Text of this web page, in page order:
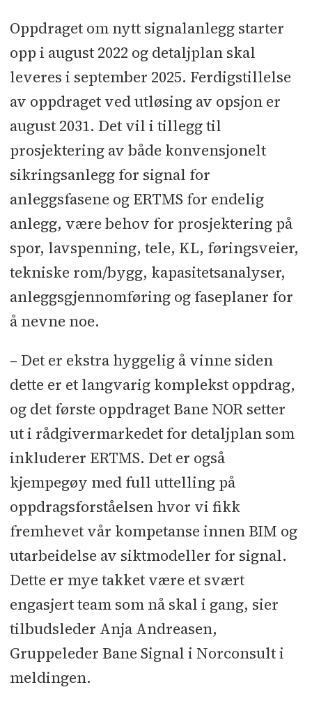
Oppdraget om nytt signalanlegg starter
opp i august 2022 og detaljplan skal
leveres i september 2025. Ferdigstillelse
av oppdraget ved utløsing av opsjon er
august 2031. Det vil i tillegg til
prosjektering av både konvensjonelt
sikringsanlegg for signal for
anleggsfasene og ERTMS for endelig
anlegg, være behov for prosjektering på
spor, lavspenning, tele, KL, føringsveier,
tekniske rom/bygg, kapasitetsanalyser,
anleggsgjennomføring og faseplaner for
å nevne noe.
– Det er ekstra hyggelig å vinne siden
dette er et langvarig komplekst oppdrag,
og det første oppdraget Bane NOR setter
ut i rådgivermarkedet for detaljplan som
inkluderer ERTMS. Det er også
kjempegøy med full uttelling på
oppdragsforståelsen hvor vi fikk
fremhevet vår kompetanse innen BIM og
utarbeidelse av siktmodeller for signal.
Dette er mye takket være et svært
engasjert team som nå skal i gang, sier
tilbudsleder Anja Andreasen,
Gruppeleder Bane Signal i Norconsult i
meldingen.